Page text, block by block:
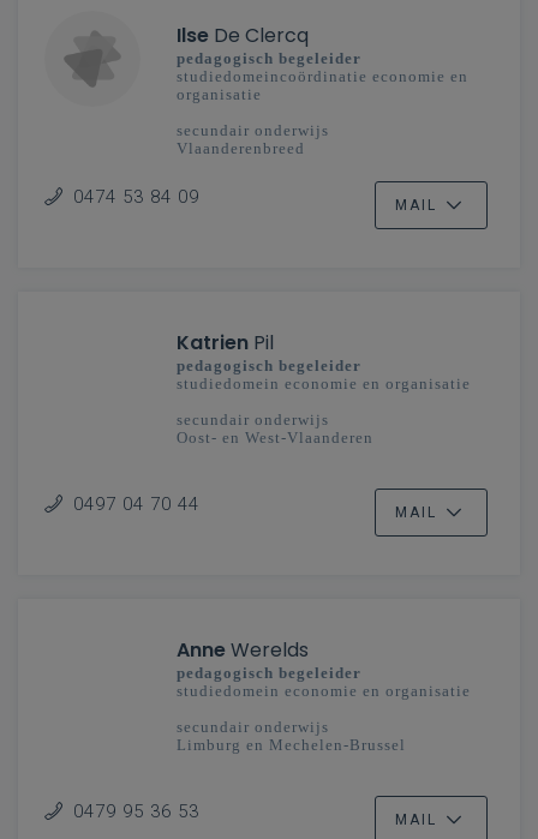
Ilse De Clercq
pedagogisch begeleider
studiedomeincoördinatie economie en
organisatie
secundair onderwijs
Vlaanderenbreed
0474 53 84 09 MAIL
Katrien Pil
pedagogisch begeleider
studiedomein economie en organisatie
secundair onderwijs
Oost- en West-Vlaanderen
0497 04 70 44 MAIL
AnneWerelds
pedagogisch begeleider
studiedomein economie en organisatie
secundair onderwijs
Limburg en Mechelen-Brussel
0479 95 36 53 MAIL